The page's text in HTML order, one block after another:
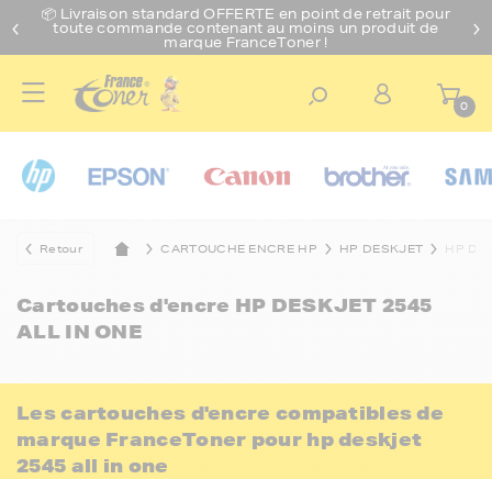
📦 Livraison standard OFFERTE en point de retrait pour
toute commande contenant au moins un produit de
marque FranceToner !
0
Retour CARTOUCHE ENCRE HP HP DESKJET HP
Cartouches d'encre HP DESKJET 2545
ALL IN ONE
Les cartouches d'encre compatibles de
marque FranceToner pour hp deskjet
2545 all in one